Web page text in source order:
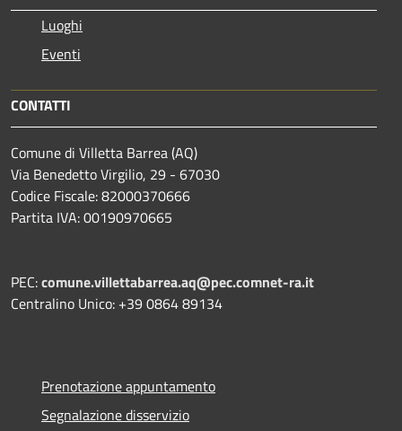
Luoghi
Eventi
CONTATTI
Comune di Villetta Barrea (AQ)
Via Benedetto Virgilio, 29 - 67030
Codice Fiscale: 82000370666
Partita IVA: 00190970665
PEC:comune.villettabarrea.aq@pec.comnet-ra.it
Centralino Unico: +39 0864 89134
Prenotazione appuntamento
Segnalazione disservizio